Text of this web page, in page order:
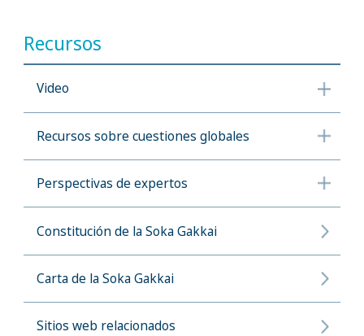
Recursos
Video
Recursos sobre cuestiones globales
Perspectivas de expertos
Constitución de la Soka Gakkai
Carta de la Soka Gakkai
Sitios web relacionados